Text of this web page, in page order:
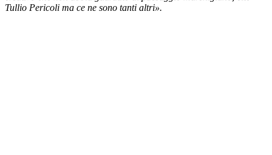
Tullio Pericoli ma ce ne sono tanti altri».